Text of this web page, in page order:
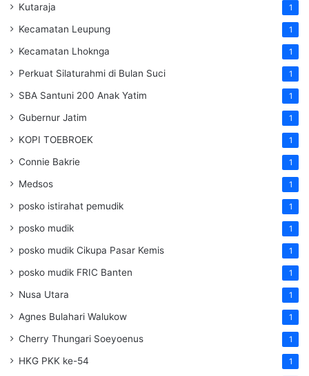
Kutaraja 1
Kecamatan Leupung 1
Kecamatan Lhoknga 1
Perkuat Silaturahmi di Bulan Suci 1
SBA Santuni 200 Anak Yatim 1
Gubernur Jatim 1
KOPI TOEBROEK 1
Connie Bakrie 1
Medsos 1
posko istirahat pemudik 1
posko mudik 1
posko mudik Cikupa Pasar Kemis 1
posko mudik FRIC Banten 1
Nusa Utara 1
Agnes Bulahari Walukow 1
Cherry Thungari Soeyoenus 1
HKG PKK ke-54 1